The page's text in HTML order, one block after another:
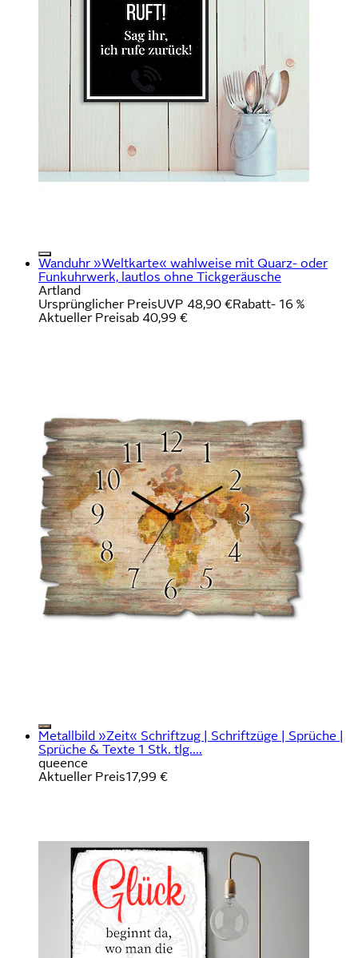
Wanduhr »Weltkarte« wahlweise mit Quarz- oder
Funkuhrwerk, lautlos ohne Tickgeräusche
Artland
Ursprünglicher PreisUVP 48,90 €Rabatt- 16 %
Aktueller Preisab 40,99 €
Metallbild »Zeit« Schriftzug | Schriftzüge | Sprüche |
Sprüche & Texte 1 Stk. tlg....
queence
Aktueller Preis17,99 €